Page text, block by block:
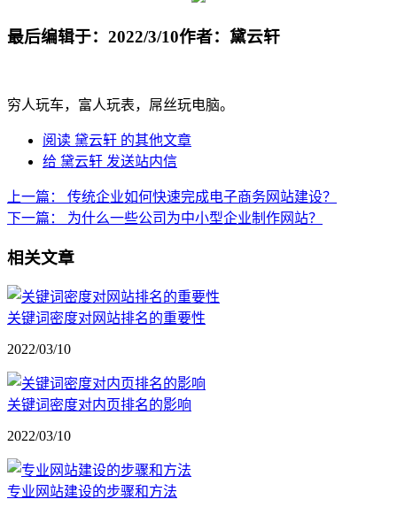
最后编辑于：2022/3/10作者：黛云轩
穷人玩车，富人玩表，屌丝玩电脑。
阅读 黛云轩 的其他文章
给 黛云轩 发送站内信
上一篇：
传统企业如何快速完成电子商务网站建设？
下一篇：
为什么一些公司为中小型企业制作网站？
相关文章
关键词密度对网站排名的重要性
2022/03/10
关键词密度对内页排名的影响
2022/03/10
专业网站建设的步骤和方法